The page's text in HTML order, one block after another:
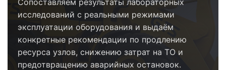
исследований с реальными режимами
эксплуатации оборудования и выдаём
конкретные рекомендации по продлению
ресурса узлов, снижению затрат на ТО и
предотвращению аварийных остановок.